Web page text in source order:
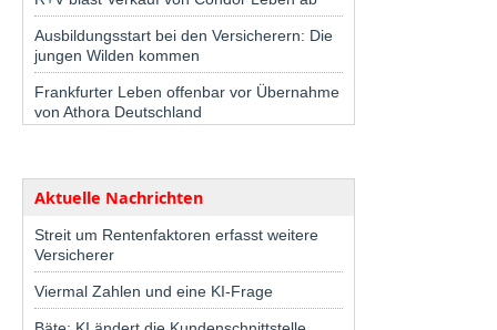
Ausbildungsstart bei den Versicherern: Die
jungen Wilden kommen
Frankfurter Leben offenbar vor Übernahme
von Athora Deutschland
Aktuelle Nachrichten
Streit um Rentenfaktoren erfasst weitere
Versicherer
Viermal Zahlen und eine KI-Frage